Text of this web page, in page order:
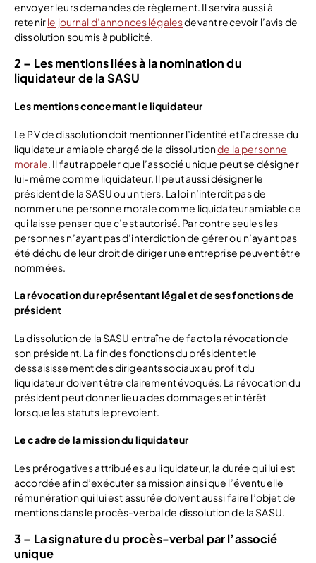
envoyer leurs demandes de règlement. Il servira aussi à
retenirle journal d’annonces légalesdevant recevoir l’avis de
dissolution soumis à publicité.
2 – Les mentions liées à la nomination du
liquidateur de la SASU
Les mentions concernant le liquidateur
Le PV de dissolution doit mentionner l’identité et l’adresse du
liquidateur amiable chargé de la dissolutionde la personne
morale . Il faut rappeler que l’associé unique peut se désigner
lui-même comme liquidateur. Il peut aussi désigner le
président de la SASU ou un tiers. La loi n’interdit pas de
nommer une personne morale comme liquidateur amiable ce
qui laisse penser que c’est autorisé. Par contre seules les
personnes n’ayant pas d’interdiction de gérer ou n’ayant pas
été déchu de leur droit de diriger une entreprise peuvent être
nommées.
La révocation du représentant légal et de ses fonctions de
président
La dissolution de la SASU entraîne de facto la révocation de
son président. La fin des fonctions du président et le
dessaisissement des dirigeants sociaux au profit du
liquidateur doivent être clairement évoqués. La révocation du
président peut donner lieu a des dommages et intérêt
lorsque les statuts le prevoient.
Le cadre de la mission du liquidateur
Les prérogatives attribuées au liquidateur, la durée qui lui est
accordée afin d’exécuter sa mission ainsi que l’éventuelle
rémunération qui lui est assurée doivent aussi faire l’objet de
mentions dans le procès-verbal de dissolution de la SASU.
3 – La signature du procès-verbal par l’associé
unique